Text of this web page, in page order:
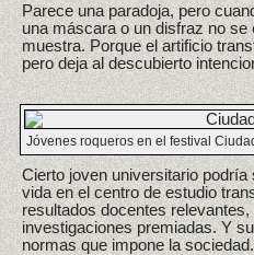
Parece una paradoja, pero
una máscara o un disfraz no se
muestra. Porque el artificio
pero deja al descubierto
Jóvenes roqueros en el festival
Cierto joven universitario
vida en el centro de estudio
resultados docentes
investigaciones premiadas. Y
normas que impone la sociedad.